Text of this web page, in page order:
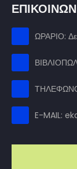
ΩΡΑΡΙΟ:
E-MAIL: